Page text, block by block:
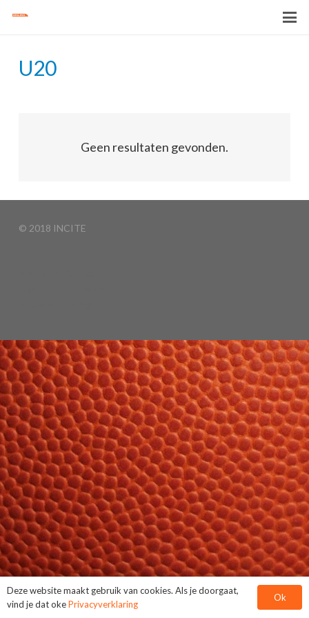
U20
Geen resultaten gevonden.
© 2018 INCITE
Deze website maakt gebruik van cookies. Als je doorgaat,
vind je dat okePrivacyverklaring
Ok